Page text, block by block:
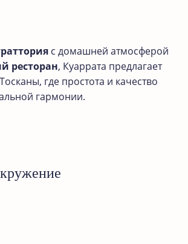
с домашней атмосферой
ресторан, Куаррата предлагает
где простота и качество
гармонии.